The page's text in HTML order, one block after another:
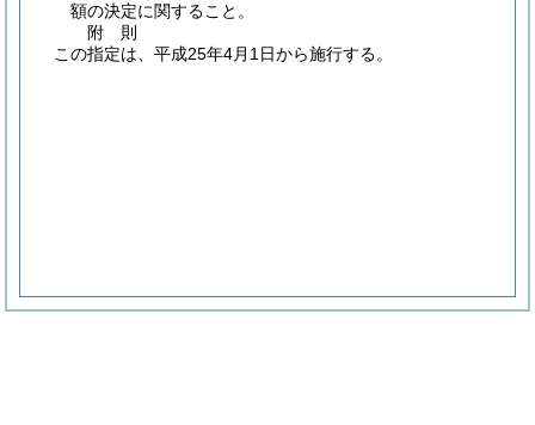
額の決定に関すること。
附 則
この指定は、平成25年4月1日から施行する。